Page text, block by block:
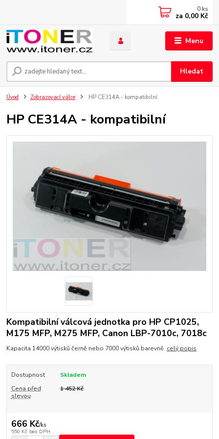
Menu
Hledat
0 ks
za 0,00 Kč
Úvod Zobrazovací válce HP CE314A - kompatibilní
HP CE314A - kompatibilní
Kompatibilní válcová jednotka pro HP CP1025,
M175 MFP, M275 MFP, Canon LBP-7010c, 7018c
Kapacita 14000 výtisků černě nebo 7000 výtisků barevně. celý popis
Dostupnost
Skladem
Cena před
slevou
1 452 Kč
666 Kč/ks
550 Kč bez DPH